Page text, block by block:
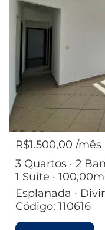
R$1.500,00 /mês
3 Quartos · 2
1 Suite ·
Esplanada ·
Código: 110616